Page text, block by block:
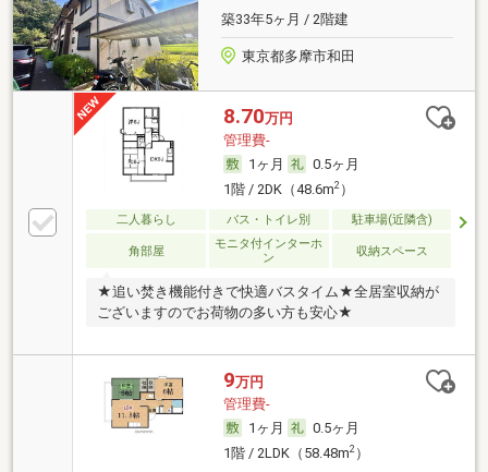
築33年5ヶ月 / 2階建
東京都多摩市和田
8.70万円
管理費-
1ヶ月
0.5ヶ月
1階 / 2DK（48.6m2）
二人暮らし バス・トイレ別 駐車場(近隣含)
角部屋
モニタ付インターホ
ン
収納スペース
★追い焚き機能付きで快適バスタイム★全居室収納が
ございますのでお荷物の多い方も安心★
9万円
管理費-
1ヶ月
0.5ヶ月
1階 / 2LDK（58.48m2）